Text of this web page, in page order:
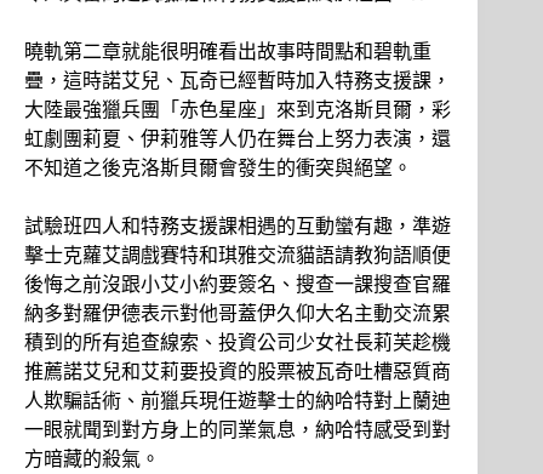
曉軌第二章就能很明確看出故事時間點和碧軌重
疊，這時諾艾兒、瓦奇已經暫時加入特務支援課，
大陸最強獵兵團「赤色星座」來到克洛斯貝爾，彩
虹劇團莉夏、伊莉雅等人仍在舞台上努力表演，還
不知道之後克洛斯貝爾會發生的衝突與絕望。
試驗班四人和特務支援課相遇的互動蠻有趣，準遊
擊士克蘿艾調戲賽特和琪雅交流貓語請教狗語順便
後悔之前沒跟小艾小約要簽名、搜查一課搜查官羅
納多對羅伊德表示對他哥蓋伊久仰大名主動交流累
積到的所有追查線索、投資公司少女社長莉芙趁機
推薦諾艾兒和艾莉要投資的股票被瓦奇吐槽惡質商
人欺騙話術、前獵兵現任遊擊士的納哈特對上蘭迪
一眼就聞到對方身上的同業氣息，納哈特感受到對
方暗藏的殺氣。